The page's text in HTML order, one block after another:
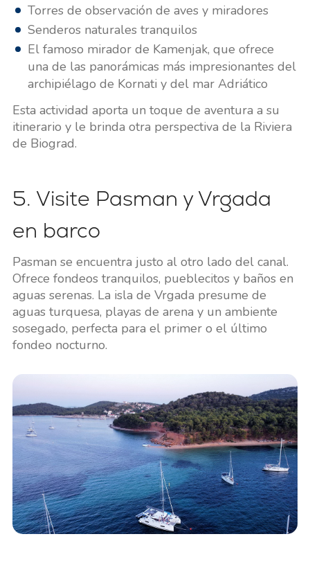
Torres de observación de aves y miradores
Senderos naturales tranquilos
El famoso mirador de Kamenjak, que ofrece
una de las panorámicas más impresionantes del
archipiélago de Kornati y del mar Adriático
Esta actividad aporta un toque de aventura a su
itinerario y le brinda otra perspectiva de la Riviera
de Biograd.
5. Visite Pasman y Vrgada
en barco
Pasman se encuentra justo al otro lado del canal.
Ofrece fondeos tranquilos, pueblecitos y baños en
aguas serenas. La isla de Vrgada presume de
aguas turquesa, playas de arena y un ambiente
sosegado, perfecta para el primer o el último
fondeo nocturno.